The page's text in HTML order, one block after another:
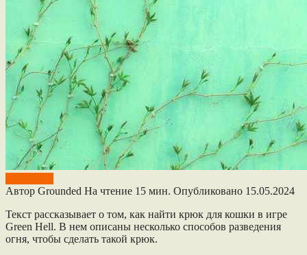
Автор Grounded На чтение 15 мин. Опубликовано 15.05.2024
Текст рассказывает о том, как найти крюк для кошки в игре
Green Hell. В нем описаны несколько способов разведения
огня, чтобы сделать такой крюк.